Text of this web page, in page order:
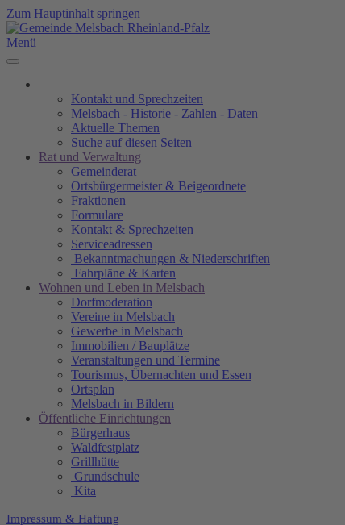
Zum Hauptinhalt springen
Menü
Kontakt und Sprechzeiten
Melsbach - Historie - Zahlen - Daten
Aktuelle Themen
Suche auf diesen Seiten
Rat und Verwaltung
Gemeinderat
Ortsbürgermeister & Beigeordnete
Fraktionen
Formulare
Kontakt & Sprechzeiten
Serviceadressen
Bekanntmachungen & Niederschriften
Fahrpläne & Karten
Wohnen und Leben in Melsbach
Dorfmoderation
Vereine in Melsbach
Gewerbe in Melsbach
Immobilien / Bauplätze
Veranstaltungen und Termine
Tourismus, Übernachten und Essen
Ortsplan
Melsbach in Bildern
Öffentliche Einrichtungen
Bürgerhaus
Waldfestplatz
Grillhütte
Grundschule
Kita
Impressum & Haftung